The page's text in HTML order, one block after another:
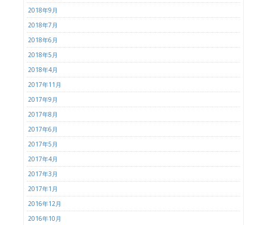
2018年9月
2018年7月
2018年6月
2018年5月
2018年4月
2017年11月
2017年9月
2017年8月
2017年6月
2017年5月
2017年4月
2017年3月
2017年1月
2016年12月
2016年10月